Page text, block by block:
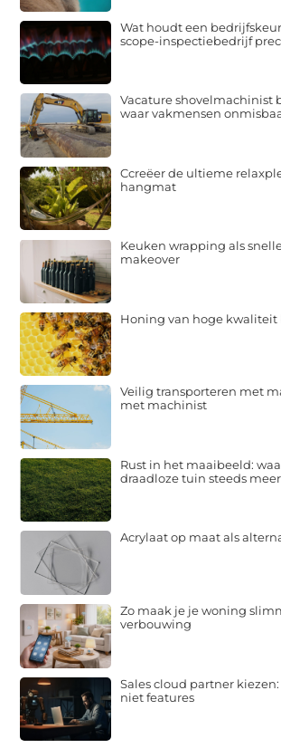
Wat houdt een
scope-inspectiebedrijf
Vacature shovelmachinist
waar vakmensen
Ccreëer de ultieme
hangmat
Keuken wrapping als
makeover
Honing van hoge kwaliteit
Veilig transporteren met
met machinist
Rust in het maaibeeld:
draadloze tuin steeds
Acrylaat op maat als
Zo maak je je woning
verbouwing
Sales cloud partner
niet features